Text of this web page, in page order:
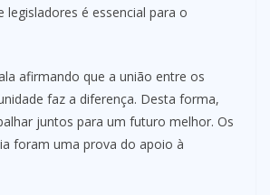
legisladores é essencial para o
afirmando que a união entre os
faz a diferença. Desta forma,
juntos para um futuro melhor. Os
foram uma prova do apoio à